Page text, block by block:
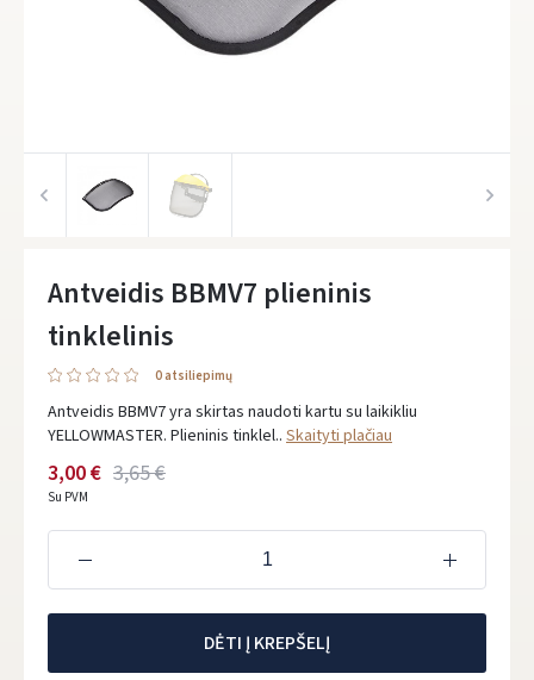
Antveidis BBMV7 plieninis
tinklelinis
0 atsiliepimų
Antveidis BBMV7 yra skirtas naudoti kartu su laikikliu
YELLOWMASTER. Plieninis tinklel.. Skaityti plačiau
3,65 €
3,00 €
Su PVM
DĖTI Į KREPŠELĮ